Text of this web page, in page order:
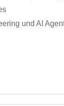
und AI